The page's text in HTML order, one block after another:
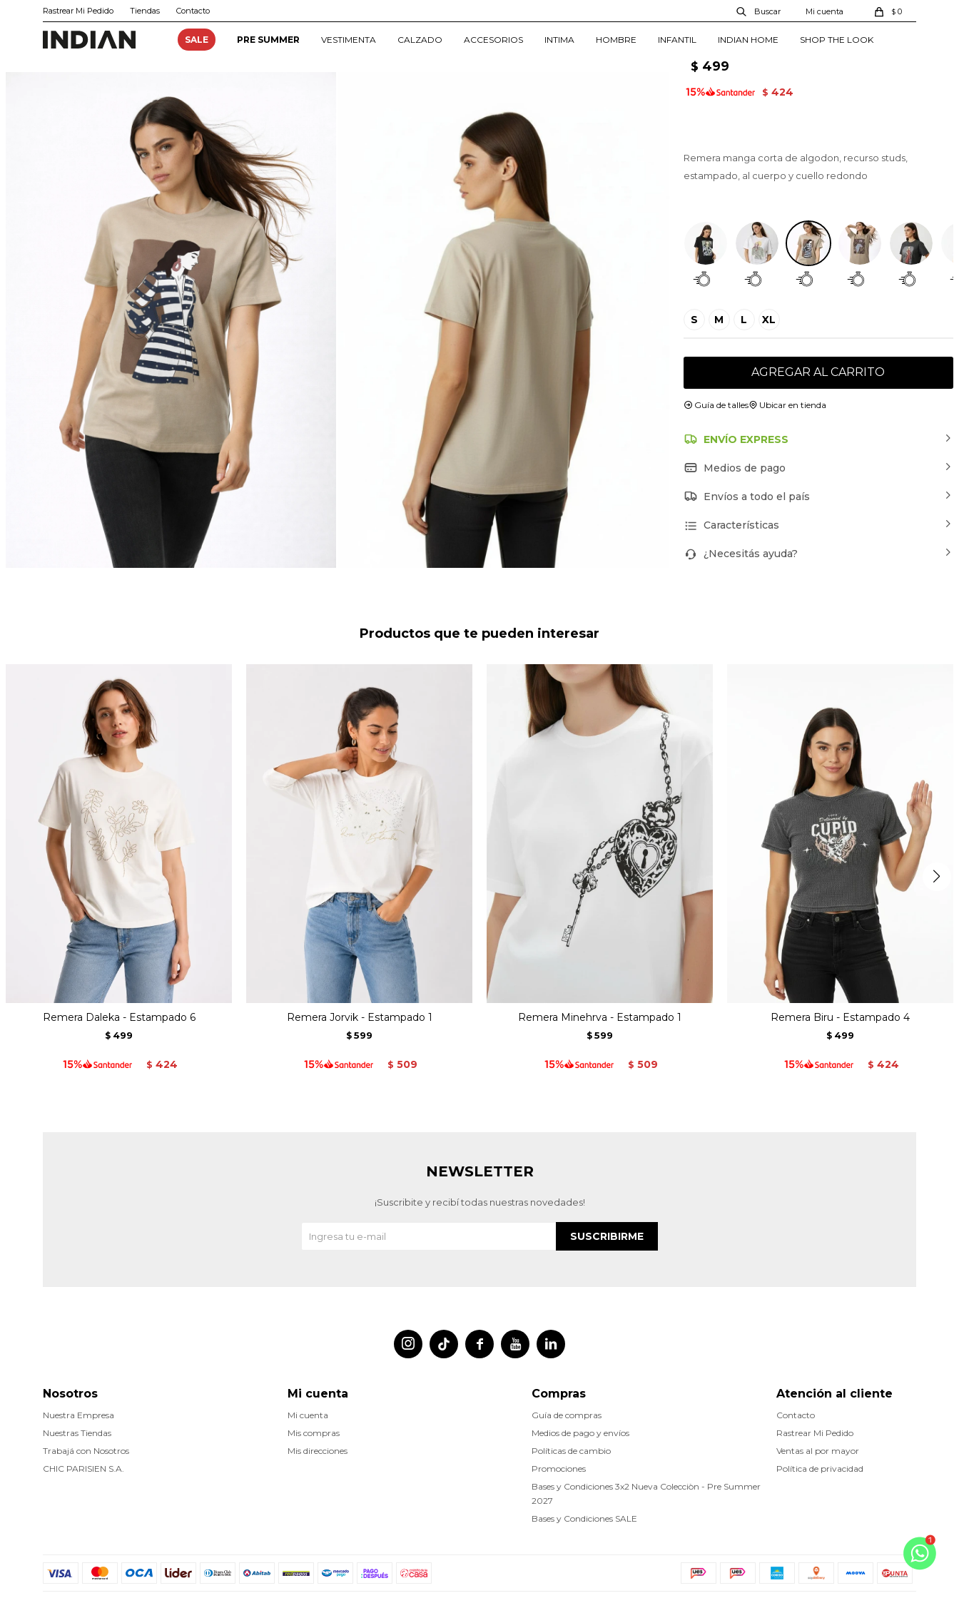
SALE PRE SUMMER VESTIMENTA CALZADO ACCESORIOS INTIMA HOMBRE INFANTIL INDIAN HOME SHOP THE LOOK
$ 0
Rastrear Mi Pedido Tiendas Contacto
Remera Encin - Estampado
3
01350677005003
$ 499
$ 424
Remera manga corta de algodon, recurso studs,
estampado, al cuerpo y cuello redondo
S M L XL
AGREGAR AL CARRITO
Guía de talles Ubicar en tienda
ENVÍO EXPRESS
Medios de pago
Envíos a todo el país
Características
¿Necesitás ayuda?
Productos que te pueden interesar
Remera Daleka - Estampado 6
$ 499
$ 424
Remera Jorvik - Estampado 1
$ 599
$ 509
Remera Minehrva - Estampado 1
$ 599
$ 509
Remera Biru - Estampado 4
$ 499
$ 424
 
 
Atención al cliente
Contacto
Rastrear Mi Pedido
Ventas al por mayor
Política de privacidad
Nosotros
Nuestra Empresa
Nuestras Tiendas
Trabajá con Nosotros
CHIC PARISIEN S.A.
Compras
Guía de compras
Medios de pago y envíos
Políticas de cambio
Promociones
Bases y Condiciones 3x2 Nueva Colecciòn - Pre Summer
2027
Bases y Condiciones SALE
Mi cuenta
Mi cuenta
Mis compras
Mis direcciones
NEWSLETTER
¡Suscribite y recibí todas nuestras novedades!
SUSCRIBIRME